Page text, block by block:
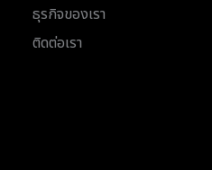
ธุรกิจของเรา
ติดต่อเรา